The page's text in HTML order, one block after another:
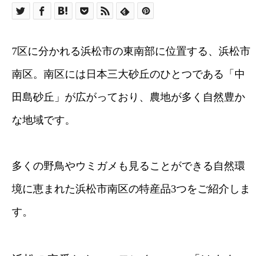
7区に分かれる浜松市の東南部に位置する、浜松市
南区。南区には日本三大砂丘のひとつである「中
田島砂丘」が広がっており、農地が多く自然豊か
な地域です。
多くの野鳥やウミガメも見ることができる自然環
境に恵まれた浜松市南区の特産品3つをご紹介しま
す。